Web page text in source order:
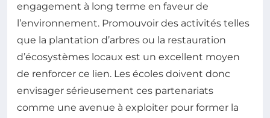
engagement à long terme en faveur de
l’environnement. Promouvoir des activités telles
que la plantation d’arbres ou la restauration
d’écosystèmes locaux est un excellent moyen
de renforcer ce lien. Les écoles doivent donc
envisager sérieusement ces partenariats
comme une avenue à exploiter pour former la